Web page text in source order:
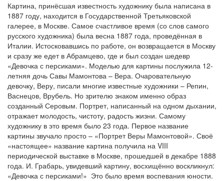
Картина, принёсшая известность художнику была написана в
1887 году, находится в Государственной Третьяковской
галерее, в Москве. Самое счастливое время (со слов самого
русского художника) была весна 1887 года, проведённая в
Италии. Истосковавшись по работе, он возвращается в Москву
и сразу же едет в Абрамцево, где и был создан шедевр
«Девочка с персиками». Моделью для картины послужила 12-
летняя дочь Савы Мамонтова – Вера. Очаровательную
девочку, Веру, писали многие известные художники – Репин,
Васнецов, Врубель. Но зрителю знаком именно образ
созданный Серовым. Портрет, написанный на одном дыхании,
отражает молодость, чистоту, радость жизни. Самому
художнику в это время было 23 года. Первое название
картины звучало просто – «Портрет Веры Мамонтовой». Своё
«настоящее» название картина получила на VIII
периодической выставке в Москве, прошедшей в декабре 1888
года. И. Грабарь, увидевший картину, восхищённо воскликнул:
«Девочка с персиками!» Это было время воспевания юности.